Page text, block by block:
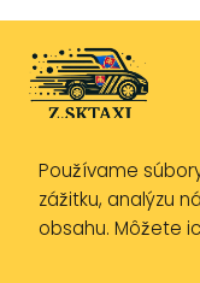
Zásady ochrany
Zásady používania
Používame
zážitku, analýzu
obsahu. Môžete